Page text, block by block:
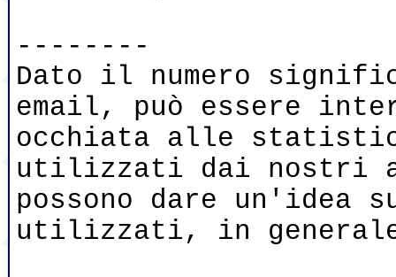
--------
Dato il numero
email, può essere
occhiata alle
utilizzati dai nostri
possono dare un'idea
utilizzati, in